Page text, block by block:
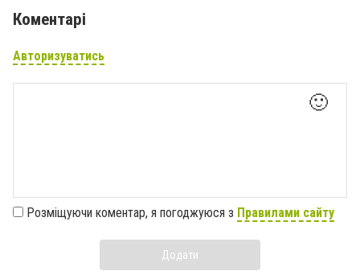
Коментарі
Авторизуватись
🙂
Розміщуючи коментар, я погоджуюся з Правилами сайту
Додати